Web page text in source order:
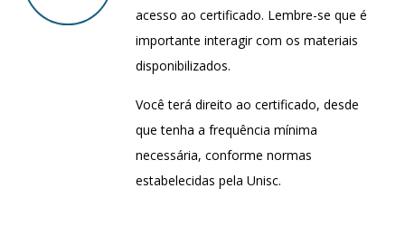
acesso ao certificado. Lembre-se que é
importante interagir com os materiais
disponibilizados.
Você terá direito ao certificado, desde
que tenha a frequência mínima
necessária, conforme normas
estabelecidas pela Unisc.